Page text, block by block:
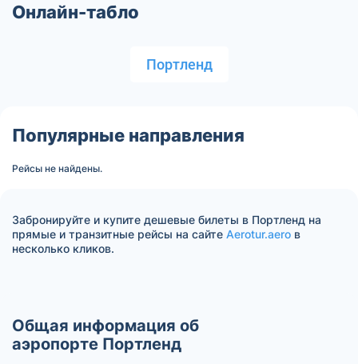
Онлайн-табло
Портленд
Популярные направления
Рейсы не найдены.
Забронируйте и купите дешевые билеты в Портленд на
прямые и транзитные рейсы на сайте Aerotur.aero в
несколько кликов.
Общая информация об
аэропорте Портленд